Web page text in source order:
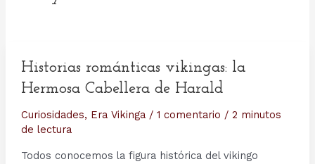
Historias románticas vikingas: la
Hermosa Cabellera de Harald
Curiosidades, Era Vikinga/ 1 comentario / 2 minutos
de lectura
Todos conocemos la figura histórica del vikingo